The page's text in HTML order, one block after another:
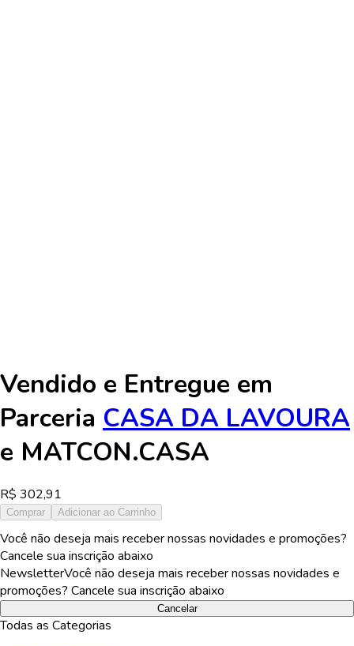
Vendido e Entregue em
Parceria CASA DA LAVOURA
e MATCON.CASA
R$ 302,91
Comprar Adicionar ao Carrinho
Você não deseja mais receber nossas novidades e promoções?
Cancele sua inscrição abaixo
NewsletterVocê não deseja mais receber nossas novidades e
promoções? Cancele sua inscrição abaixo
Cancelar
Todas as Categorias